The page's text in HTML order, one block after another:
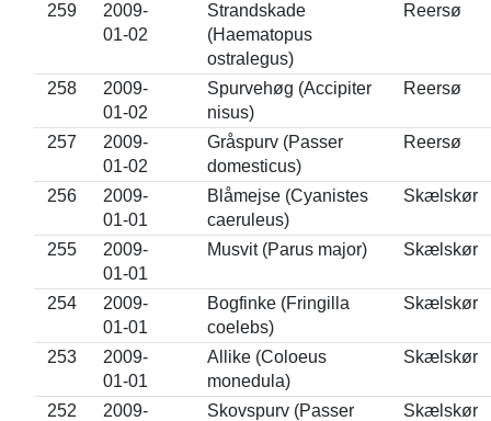
259
2009-
01-02
Strandskade
(Haematopus
ostralegus)
Reersø
258
2009-
01-02
Spurvehøg (Accipiter
nisus)
Reersø
257
2009-
01-02
Gråspurv (Passer
domesticus)
Reersø
256
2009-
01-01
Blåmejse (Cyanistes
caeruleus)
Skælskør
255
2009-
01-01
Musvit (Parus major) Skælskør
254
2009-
01-01
Bogfinke (Fringilla
coelebs)
Skælskør
253
2009-
01-01
Allike (Coloeus
monedula)
Skælskør
252
2009-
Skovspurv (Passer
Skælskør